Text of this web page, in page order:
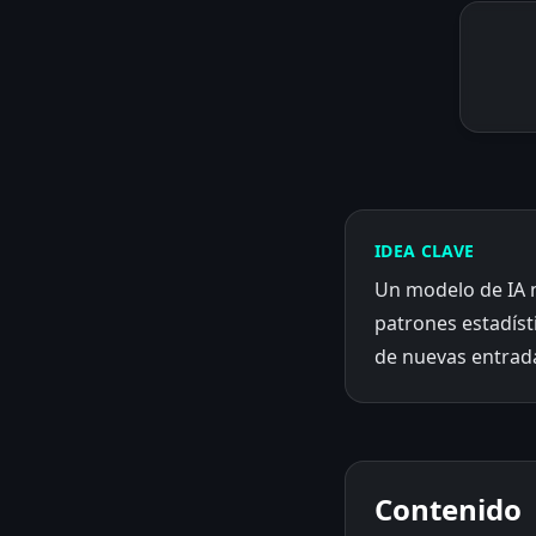
IDEA CLAVE
Un modelo de IA
patrones
de nuevas
Contenido